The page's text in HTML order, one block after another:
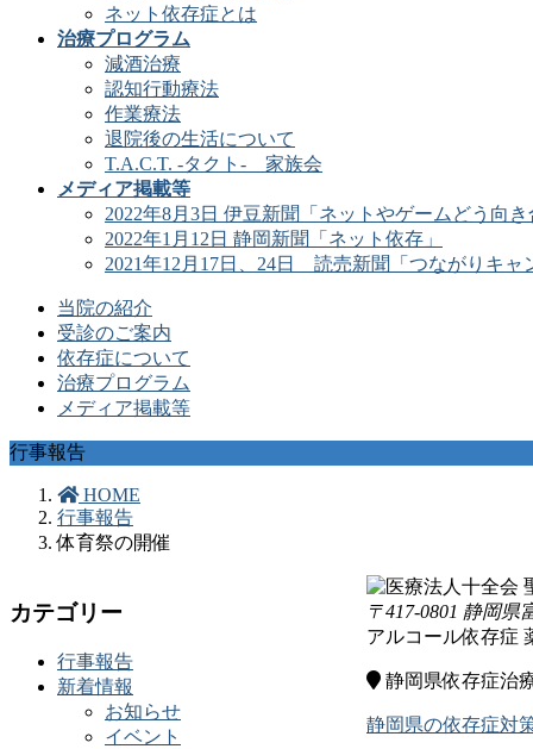
ネット依存症とは
治療プログラム
減酒治療
認知行動療法
作業療法
退院後の生活について
T.A.C.T. -タクト- 家族会
メディア掲載等
2022年8月3日 伊豆新聞「ネットやゲームどう向き
2022年1月12日 静岡新聞「ネット依存」
2021年12月17日、24日 読売新聞「つながりキャ
当院の紹介
受診のご案内
依存症について
治療プログラム
メディア掲載等
行事報告
HOME
行事報告
体育祭の開催
カテゴリー
行事報告
新着情報
お知らせ
イベント
〒417-0801 静岡県
アルコール依存症
静岡県依存症治
静岡県の依存症対